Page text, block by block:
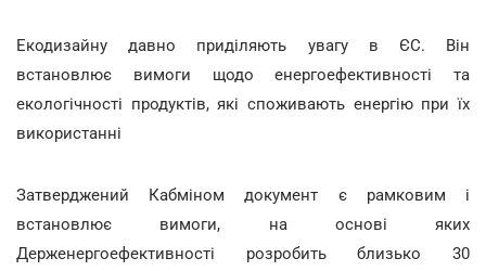
Екодизайну давно приділяють увагу в ЄС. Він
встановлює вимоги щодо енергоефективності та
екологічності продуктів, які споживають енергію при їх
використанні
Затверджений Кабміном документ є рамковим і
встановлює вимоги, на основі яких
Держенергоефективності розробить близько 30